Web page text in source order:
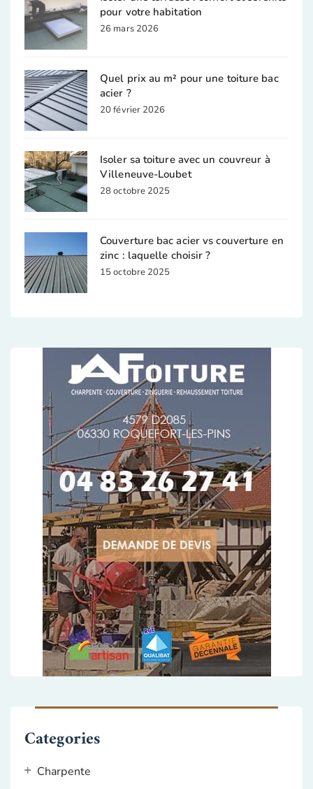
pour votre habitation
26 mars 2026
Quel prix au m² pour une toiture bac
acier ?
20 février 2026
Isoler sa toiture avec un couvreur à
Villeneuve-Loubet
28 octobre 2025
Couverture bac acier vs couverture en
zinc : laquelle choisir ?
15 octobre 2025
Categories
Charpente